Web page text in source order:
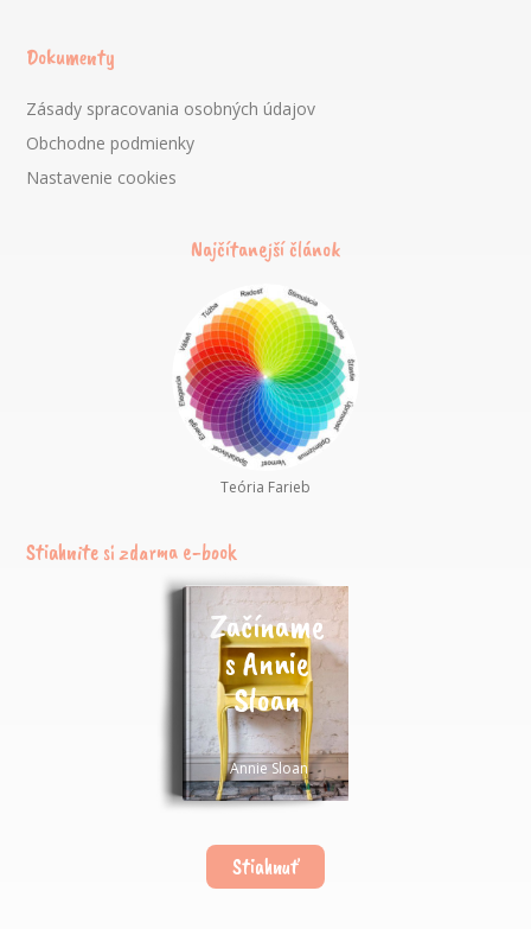
Dokumenty
Zásady spracovania osobných údajov
Obchodne podmienky
Nastavenie cookies
Najčítanejší článok
Teória Farieb
Stiahnite si zdarma e-book
Začíname
s Annie
Sloan
Annie Sloan
Stiahnuť